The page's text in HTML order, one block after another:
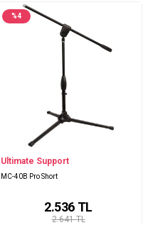
%4
Ultimate Support
MC-40B Pro Short
2.641 TL
2.536 TL